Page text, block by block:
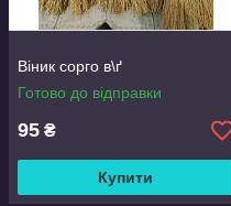
Віник сорго в\ґ
Готово до відправки
95 ₴
Купити